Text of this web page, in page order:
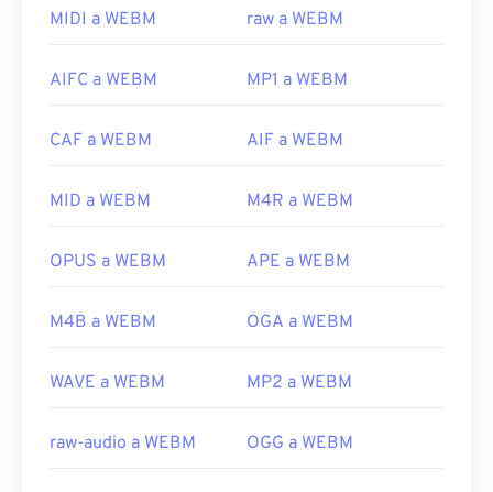
operativo. Otras buenas opciones para abrir WEBM
para Mac OS X.
WebM integrados. Por lo tanto, instálelos
navegadores admiten archivos WEBM.
Enlaces útiles:
https://tools.google.com/dlpage/webmmf/
MIDI a WEBM raw a WEBM
AIFC a WEBM MP1 a WEBM
CAF a WEBM AIF a WEBM
MID a WEBM M4R a WEBM
OPUS a WEBM APE a WEBM
M4B a WEBM OGA a WEBM
WAVE a WEBM MP2 a WEBM
raw-audio a WEBM OGG a WEBM